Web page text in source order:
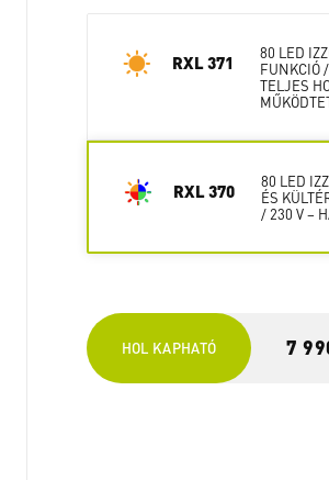
RXL 371
80 LED
FUNKCIÓ
TELJES
RXL 370
80 LED
ÉS
/ 230 V –
HOL KAPHATÓ 7